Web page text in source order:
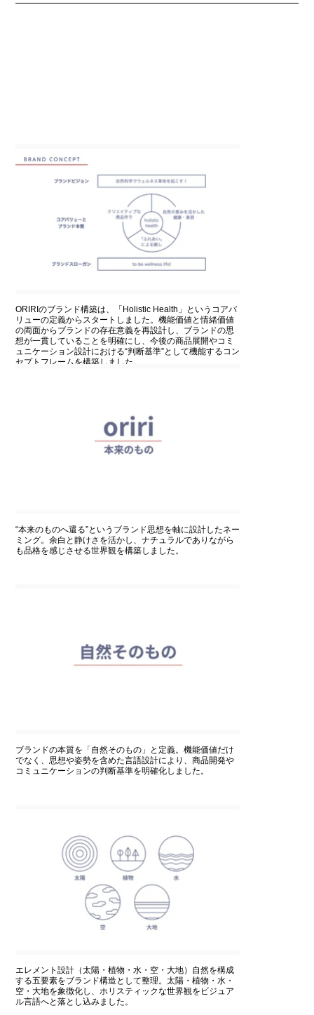
ORIRIのブランド構築は、「Holistic Health」というコアバ
リューの定義からスタートしました。機能価値と情緒価値
の両面からブランドの存在意義を再設計し、ブランドの思
想が一貫していることを明確にし、今後の商品展開やコミ
ュニケーション設計における“判断基準”として機能するコン
セプトフレームを構築しました。
“本来のものへ還る”というブランド思想を軸に設計したネー
ミング。余白と静けさを活かし、ナチュラルでありながら
も品格を感じさせる世界観を構築しました。
ブランドの本質を「自然そのもの」と定義。機能価値だけ
でなく、思想や姿勢を含めた言語設計により、商品開発や
コミュニケーションの判断基準を明確化しました。
エレメント設計（太陽・植物・水・空・大地）自然を構成
する五要素をブランド構造として整理。太陽・植物・水・
空・大地を象徴化し、ホリスティックな世界観をビジュア
ル言語へと落とし込みました。